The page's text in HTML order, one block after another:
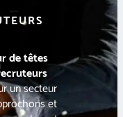
de têtes
un secteur
et